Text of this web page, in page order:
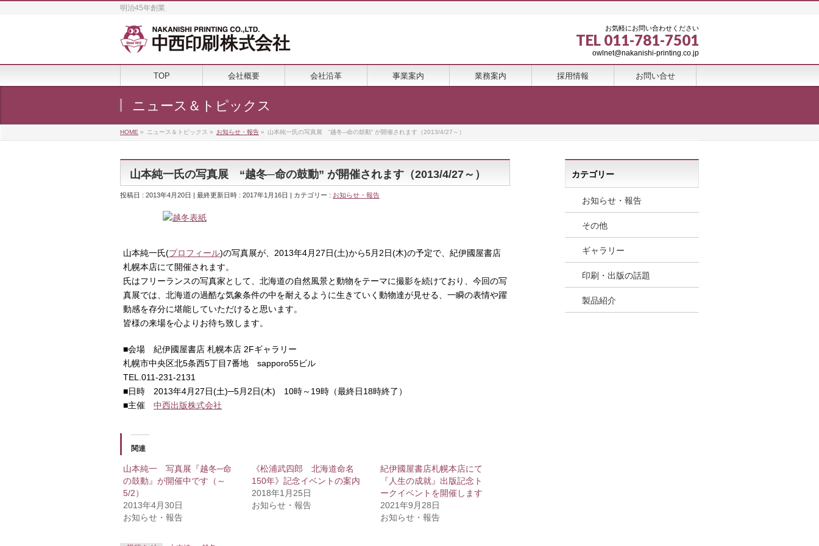
明治45年創業
お気軽にお問い合わせください
TEL 011-781-7501
owlnet@nakanishi-printing.co.jp
TOP 会社概要 会社沿革 事業案内 業務案内 採用情報 お問い合せ
ニュース＆トピックス
HOME » ニュース＆トピックス » お知らせ・報告 » 山本純一氏の写真展 “越冬─命の鼓動” が開催されます（2013/4/27～）
山本純一氏の写真展 “越冬─命の鼓動” が開催されます（2013/4/27～）
投稿日 : 2013年4月20日 最終更新日時 : 2017年1月16日 カテゴリー : お知らせ・報告
山本純一氏(プロフィール)の写真展が、2013年4月27日(土)から5月2日(木)の予定で、紀伊國屋書店
札幌本店にて開催されます。
氏はフリーランスの写真家として、北海道の自然風景と動物をテーマに撮影を続けており、今回の写
真展では、北海道の過酷な気象条件の中を耐えるように生きていく動物達が見せる、一瞬の表情や躍
動感を存分に堪能していただけると思います。
皆様の来場を心よりお待ち致します。
■会場 紀伊國屋書店 札幌本店 2Fギャラリー
札幌市中央区北5条西5丁目7番地 sapporo55ビル
TEL.011-231-2131
■日時 2013年4月27日(土)─5月2日(木) 10時～19時（最終日18時終了）
■主催 中西出版株式会社
関連
山本純一 写真展『越冬─命
の鼓動』が開催中です（～
5/2）
2013年4月30日
お知らせ・報告
《松浦武四郎 北海道命名
150年》記念イベントの案内
2018年1月25日
お知らせ・報告
紀伊國屋書店札幌本店にて
『人生の成就』出版記念ト
ークイベントを開催します
2021年9月28日
お知らせ・報告
カテゴリー
お知らせ・報告
その他
ギャラリー
印刷・出版の話題
製品紹介